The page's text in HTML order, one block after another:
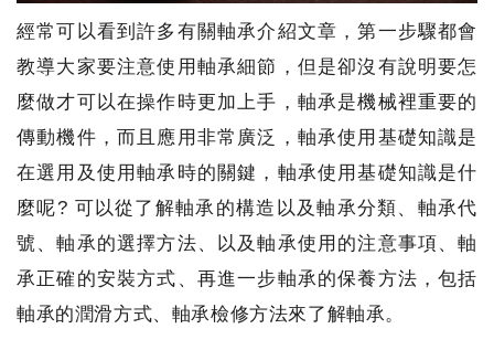
經常可以看到許多有關軸承介紹文章，第一步驟都會
教導大家要注意使用軸承細節，但是卻沒有說明要怎
麼做才可以在操作時更加上手，軸承是機械裡重要的
傳動機件，而且應用非常廣泛，軸承使用基礎知識是
在選用及使用軸承時的關鍵，軸承使用基礎知識是什
麼呢? 可以從了解軸承的構造以及軸承分類、軸承代
號、軸承的選擇方法、以及軸承使用的注意事項、軸
承正確的安裝方式、再進一步軸承的保養方法，包括
軸承的潤滑方式、軸承檢修方法來了解軸承。